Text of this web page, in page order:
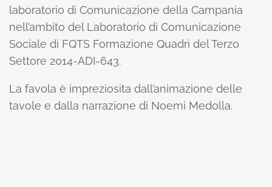
laboratorio di Comunicazione della Campania
nell’ambito del Laboratorio di Comunicazione
Sociale di FQTS Formazione Quadri del Terzo
Settore 2014-ADI-643.
La favola è impreziosita dall’animazione delle
tavole e dalla narrazione di Noemi Medolla.